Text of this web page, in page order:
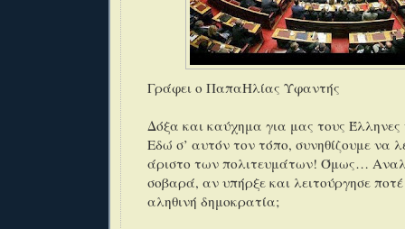
Γράφει ο ΠαπαΗλίας Υφαντής
Δόξα και καύχημα για μας τους
Εδώ σ’ αυτόν τον τόπο, συνηθίζουμε να
άριστο των πολιτευμάτων! Όμως…
σοβαρά, αν υπήρξε και λειτούργησε
αληθινή δημοκρατία;